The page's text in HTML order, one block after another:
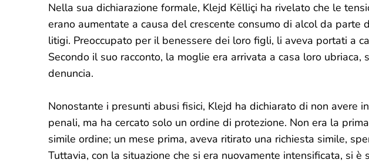
Nella sua dichiarazione formale, Klejd Këlliçi ha rivelato che le
erano aumentate a causa del crescente consumo di alcol da
litigi. Preoccupato per il benessere dei loro figli, li aveva portati a
Secondo il suo racconto, la moglie era arrivata a casa loro
denuncia.
Nonostante i presunti abusi fisici, Klejd ha dichiarato di non avere
penali, ma ha cercato solo un ordine di protezione. Non era la
simile ordine; un mese prima, aveva ritirato una richiesta simile,
Tuttavia, con la situazione che si era nuovamente intensificata, si